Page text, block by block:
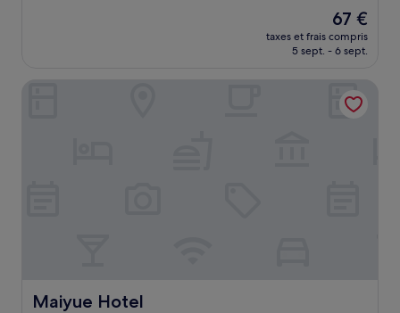
Le
nouveau
prix
de
67 €
67 €
taxes et frais compris
5 sept. - 6 sept.
Maiyue Hotel
Maiyue Hotel